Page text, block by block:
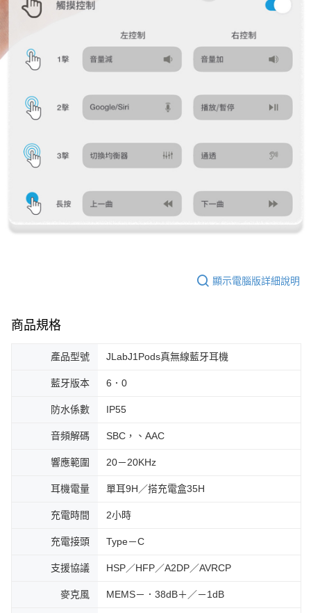
顯示電腦版詳細說明
商品規格
產品型號 JLabJ1Pods真無線藍牙耳機
藍牙版本 6．0
防水係數 IP55
音頻解碼 SBC，、AAC
響應範圍 20－20KHz
耳機電量 單耳9H／搭充電盒35H
充電時間 2小時
充電接頭 Type－C
支援協議 HSP／HFP／A2DP／AVRCP
麥克風 MEMS－．38dB＋／－1dB